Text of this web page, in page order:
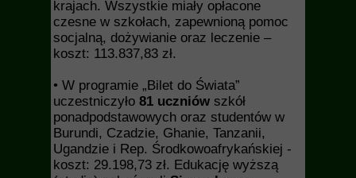
krajach. Wszystkie miały opłacone
czesne w szkołach, zapewnioną pomoc
socjalną, dożywianie oraz leczenie –
koszt: 113.837,83 zł.
• W programie „Bilet do Świata”
uczestniczyło 81 uczniów szkół
ponadpodstawowych oraz studentów w
Burundi, Czadzie, Ghanie, Tanzanii,
Ugandzie i Rep. Środkowoafrykańskiej -
koszt: 29.198,73 zł. Edukację wyższą